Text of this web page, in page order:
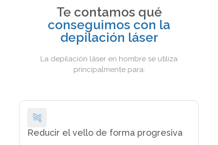
Te contamos qué
conseguimos con la
depilación láser
La depilación láser en hombre se utiliza
principalmente para:
Reducir el vello de forma progresiva